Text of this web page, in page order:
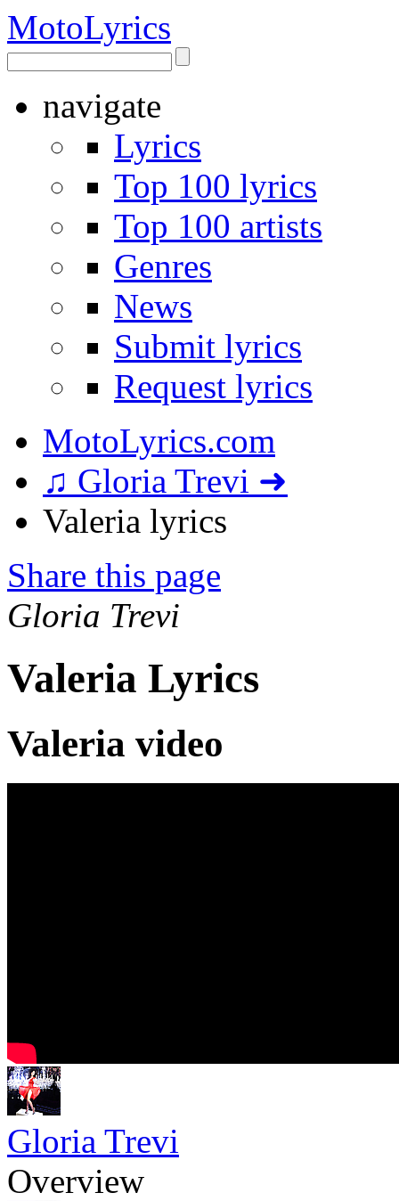
MotoLyrics
navigate
Lyrics
Top 100 lyrics
Top 100 artists
Genres
News
Submit lyrics
Request lyrics
MotoLyrics.com
♫ Gloria Trevi ➜
Valeria lyrics
Share this page
Gloria Trevi
Valeria Lyrics
Valeria video
Gloria Trevi
Overview